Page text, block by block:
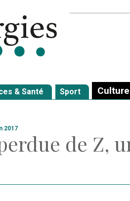
& Santé Sport
2017
de Z,